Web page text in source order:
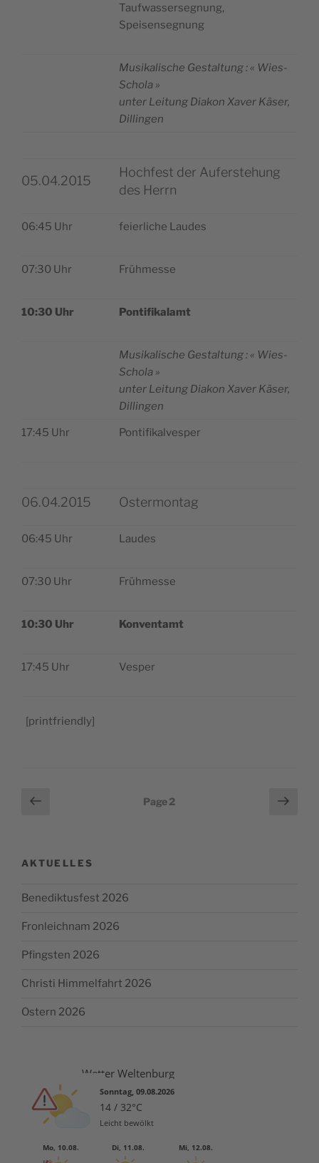
Tauf­was­ser­se­gnung,
Speisensegnung
Musi­ka­lische Ges­tal­tung : « Wies-
Schola »
unter Lei­tung Dia­kon Xaver Käser,
Dillingen
05.04.2015
Hochfest der Auferstehung
des Herrn
06:45 Uhr feier­liche Laudes
07:30 Uhr Früh­messe
10:30 Uhr Pon­ti­fi­ka­lamt
Musi­ka­lische Ges­tal­tung : « Wies-
Schola »
unter Lei­tung Dia­kon Xaver Käser,
Dillingen
17:45 Uhr Pon­ti­fi­kal­ves­per
06.04.2015 Ostermontag
06:45 Uhr Laudes
07:30 Uhr Früh­messe
10:30 Uhr Kon­ven­tamt
17:45 Uhr Ves­per
[print­friend­ly]
Pagination
Page
Page2
Page
AKTUELLES
Benediktusfest 2026
Fronleichnam 2026
Pfingsten 2026
Christi Himmelfahrt 2026
Ostern 2026
Wetter Weltenburg
Sonntag, 09.08.2026
14 / 32°C
Leicht bewölkt
Mo, 10.08. Di, 11.08. Mi, 12.08.